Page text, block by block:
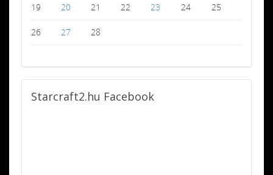
19 20 21 22 23 24 25
26 27 28
Starcraft2.hu Facebook